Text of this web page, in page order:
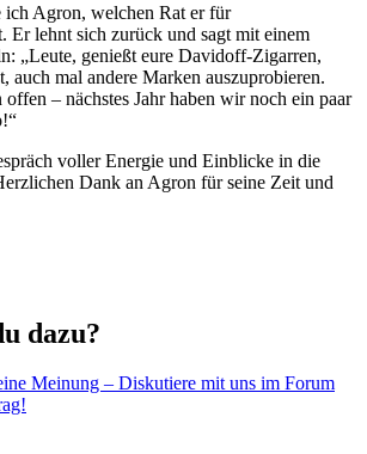
ich Agron, welchen Rat er für
Er lehnt sich zurück und sagt mit einem
„Leute, genießt eure Davidoff-Zigarren,
auch mal andere Marken auszuprobieren.
– nächstes Jahr haben wir noch ein paar
voller Energie und Einblicke in die
Dank an Agron für seine Zeit und
dazu?
Meinung – Diskutiere mit uns im Forum